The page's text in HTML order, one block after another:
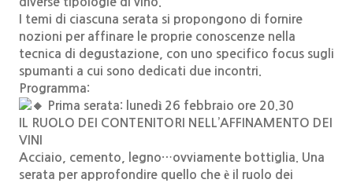
I temi di ciascuna serata si propongono di fornire
nozioni per affinare le proprie conoscenze nella
tecnica di degustazione, con uno specifico focus sugli
spumanti a cui sono dedicati due incontri.
Programma:
Prima serata: lunedì 26 febbraio ore 20.30
IL RUOLO DEI CONTENITORI NELL’AFFINAMENTO DEI
VINI
Acciaio, cemento, legno…ovviamente bottiglia. Una
serata per approfondire quello che è il ruolo dei